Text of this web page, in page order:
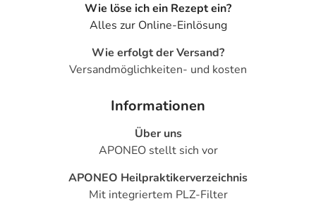
Wie löse ich ein Rezept ein?
Alles zur Online-Einlösung
Wie erfolgt der Versand?
Versandmöglichkeiten- und kosten
Informationen
Über uns
APONEO stellt sich vor
APONEO Heilpraktikerverzeichnis
Mit integriertem PLZ-Filter